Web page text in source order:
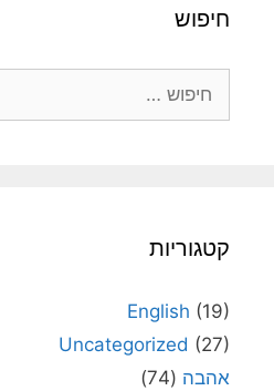
חיפוש
קטגוריות
English (19)
Uncategorized (27)
אהבה (74)